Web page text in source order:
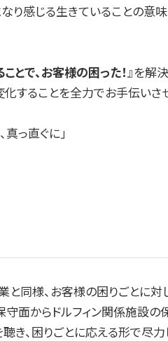
り感じる生きていることの意
とで、お客様の困った！』を解
することを全力でお手伝いさ
っ直ぐに」
同様、お客様の困りごとに対
守面からドルフィン関係施設
き、困りごとに応える形で尽